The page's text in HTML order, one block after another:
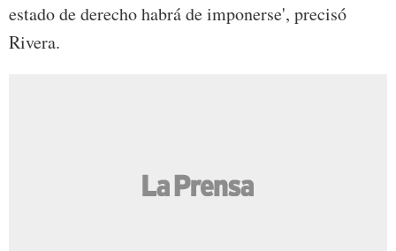
estado de derecho habrá de imponerse', precisó
Rivera.